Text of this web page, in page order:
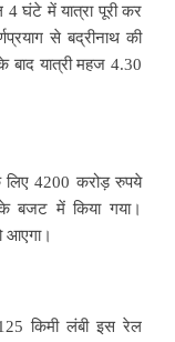
घंटे में यात्रा पूरी कर
से बद्रीनाथ की
यात्री महज 4.30
लिए 4200 करोड़ रुपये
बजट में किया गया।
आएगा।
किमी लंबी इस रेल